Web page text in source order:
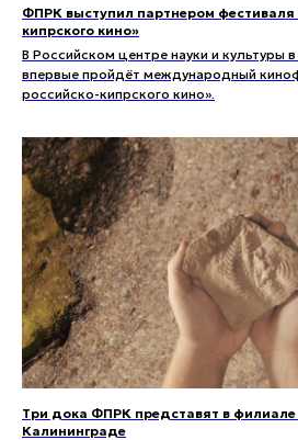
ФПРК выступил партнером фестиваля
кипрского кино»
В Российском центре науки и культуры
впервые пройдёт международный
российско-кипрского кино».
Три дока ФПРК представят в филиале
Калининграде